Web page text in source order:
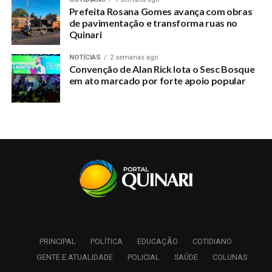
crescimento e desenvolvimento do Quinari
Prefeita Rosana Gomes avança com obras
de pavimentação e transforma ruas no
Quinari
NOTÍCIAS 2 semanas ago
Convenção de Alan Rick lota o Sesc Bosque
em ato marcado por forte apoio popular
PRINCIPAL POLÍTICA EDUCAÇÃO
COTIDIANO
GENTE E ATUALIDADE
POLICIAL SAÚDE COLUNAS